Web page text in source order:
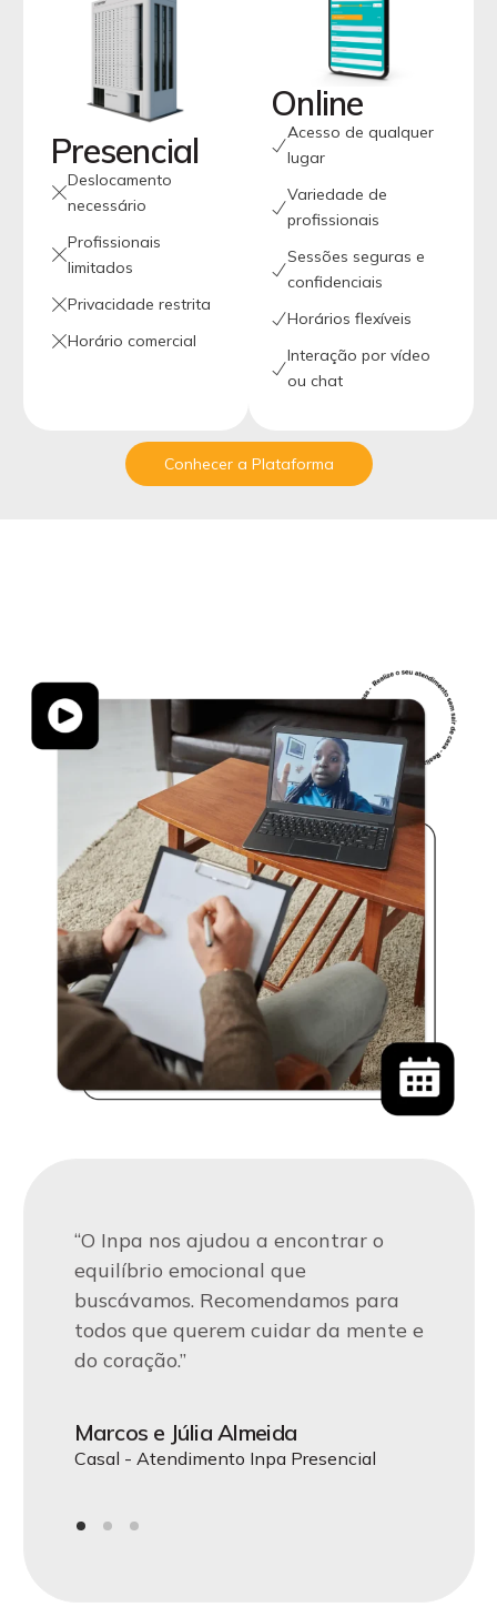
Presencial
Deslocamento
necessário
Profissionais
limitados
Privacidade restrita
Horário comercial
Online
Acesso de qualquer
lugar
Variedade de
profissionais
Sessões seguras e
confidenciais
Horários flexíveis
Interação por vídeo
ou chat
Conhecer a Plataforma
“O Inpa nos ajudou a encontrar o
equilíbrio emocional que
buscávamos. Recomendamos para
todos que querem cuidar da mente e
do coração.”
Marcos e Júlia Almeida
Casal - Atendimento Inpa Presencial
precisávamos para superar desafios
emocionais. A equipe nos acolheu de
forma única e nos guiou em uma
jornada de autoconhecimento.”
CEO da Acme LTDA - Atendimento Inpa
terapia no Inpa, percebemos
mudanças positivas em nossa vida.
A atenção e o cuidado dos
profissionais fazem toda a diferença.”
Terapia Individual - Atendimento Inpa